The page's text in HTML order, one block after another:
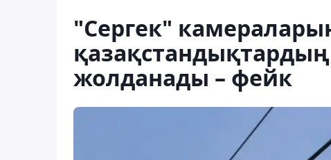
"Сергек"
жолданады – фейк